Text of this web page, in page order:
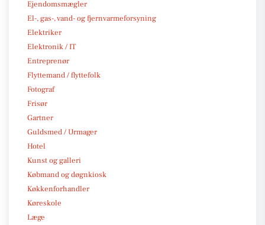
Ejendomsmægler
El-, gas-, vand- og fjernvarmeforsyning
Elektriker
Elektronik / IT
Entreprenør
Flyttemand / flyttefolk
Fotograf
Frisør
Gartner
Guldsmed / Urmager
Hotel
Kunst og galleri
Købmand og døgnkiosk
Køkkenforhandler
Køreskole
Læge